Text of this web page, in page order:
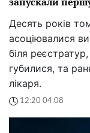
Десять років
асоціювалися
біля
губилися, та
лікаря.
12:20 04.08